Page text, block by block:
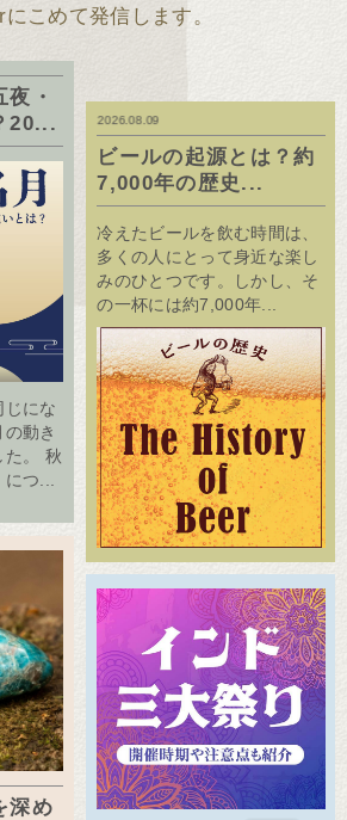
こめて発信します。
・
20...
じにな
動き
た。 秋
つ...
ビールの起源とは？約
7,000年の歴史...
冷えたビールを飲む時間は、
多くの人にとって身近な楽し
みのひとつです。しかし、そ
の一杯には約7,000年...
2026.08.09
深め